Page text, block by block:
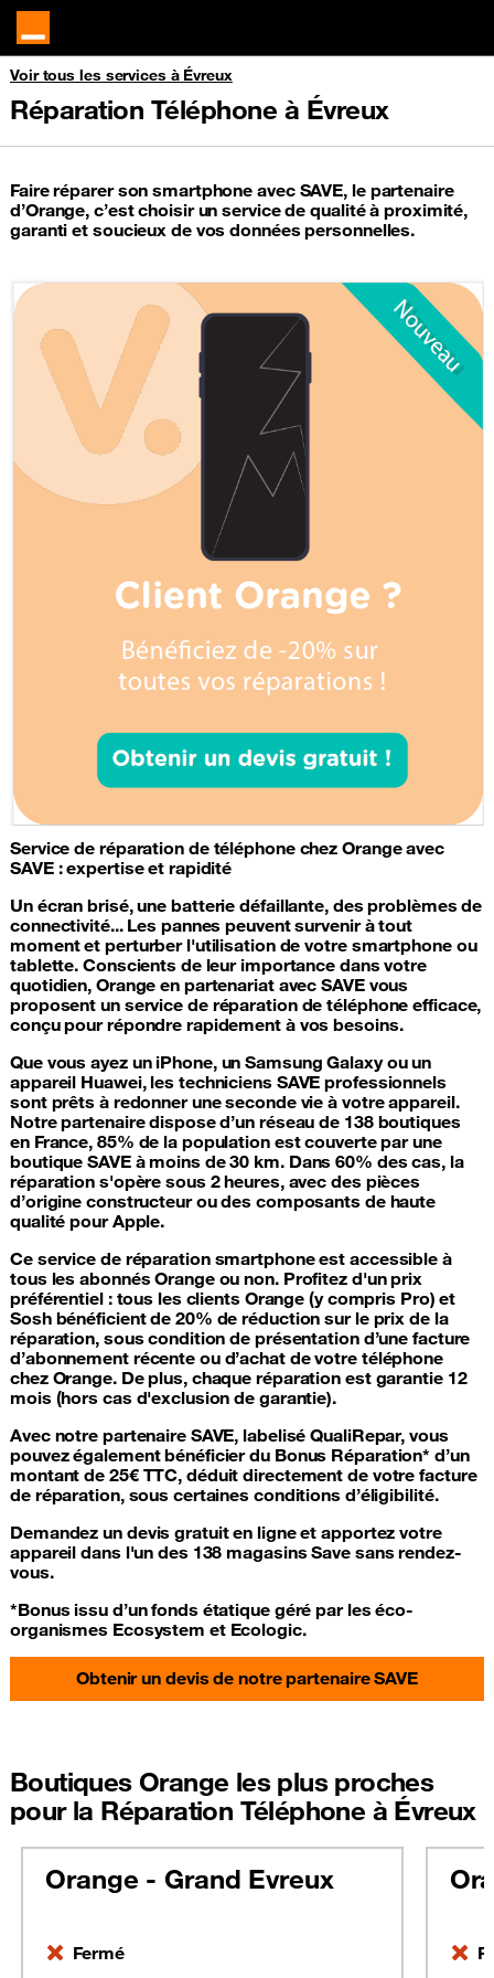
Voir tous les services à Évreux
Réparation Téléphone à Évreux
Faire réparer son smartphone avec SAVE, le partenaire
d’Orange, c’est choisir un service de qualité à proximité,
garanti et soucieux de vos données personnelles.
Service de réparation de téléphonechez Orange avec
SAVE : expertise et rapidité
Un écran brisé, une batterie défaillante, des problèmes de
connectivité... Les pannes peuvent survenir à tout
moment et perturber l'utilisation de votre smartphoneou
tablette. Conscients de leur importance dans votre
quotidien, Orange en partenariat avec SAVE vous
proposent un service de réparation de téléphone efficace,
conçu pour répondre rapidement à vos besoins.
Que vous ayez un iPhone, un SamsungGalaxyou un
appareil Huawei, les techniciens SAVE professionnels
sont prêts à redonner une seconde vie à votre appareil.
Notre partenaire dispose d’un réseau de 138 boutiques
en France, 85% de la population est couverte par une
boutique SAVE à moins de 30 km. Dans 60% des cas, la
réparation s'opère sous 2 heures, avec des pièces
d’origine constructeur ou des composants de haute
qualité pour Apple.
Ce service de réparation smartphoneest accessible à
tous les abonnés Orange ou non. Profitez d'un prix
préférentiel : tous les clients Orange (y compris Pro) et
Sosh bénéficient de 20% de réduction sur le prix de la
réparation, sous condition de présentation d’une facture
d’abonnement récente ou d’achat de votre téléphone
chez Orange. De plus, chaque réparation est garantie 12
mois (hors cas d'exclusion de garantie).
Avec notre partenaire SAVE, labelisé QualiRepar, vous
pouvez également bénéficier du Bonus Réparation* d’un
montant de 25€ TTC, déduit directement de votre facture
de réparation, sous certaines conditions d’éligibilité.
Demandez un devis gratuit en ligne et apportez votre
appareil dans l'un des 138 magasins Save sans rendez-
vous.
*Bonus issu d’un fonds étatique géré par les éco-
organismes Ecosystem et Ecologic.
Obtenir un devis de notre partenaire SAVE
Boutiques Orange les plus proches
pour la Réparation Téléphone à Évreux
Orange - Grand Evreux
Fermé